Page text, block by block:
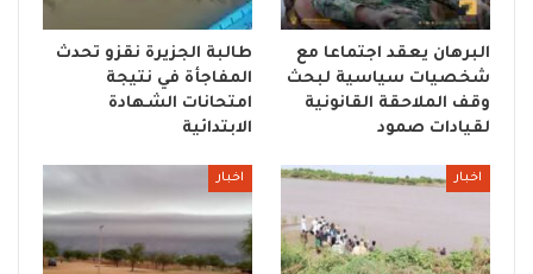
البرهان يعقد اجتماعا مع
شخصيات سياسية لبحث
وقف الملاحقة القانونية
لقيادات صمود
طالبة الجزيرة نقزو تحدث
المفاجأة في نتيجة
امتحانات الشهادة
الابتدائية
اخبار اخبار